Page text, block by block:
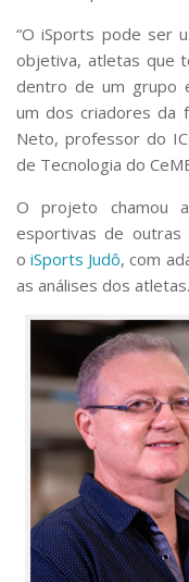
“O iSports pode ser
objetiva, atletas que
dentro de um grupo
um dos criadores da
Neto, professor do
de Tecnologia do
O projeto chamou
esportivas de outras
oiSports Judô, com
as análises dos atletas.